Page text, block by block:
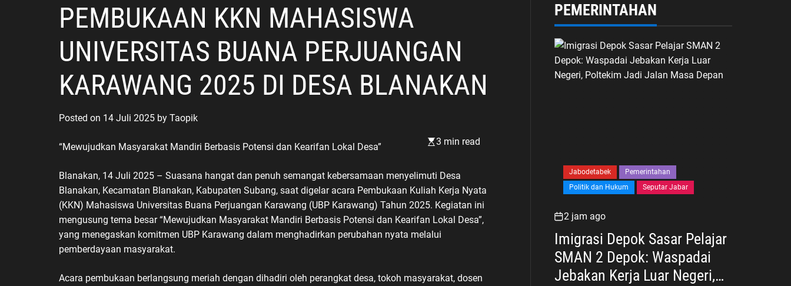
PEMBUKAAN KKN MAHASISWA
UNIVERSITAS BUANA PERJUANGAN
KARAWANG 2025 DI DESA BLANAKAN
Posted on 14 Juli 2025 by Taopik
3 min read
“Mewujudkan Masyarakat Mandiri Berbasis Potensi dan Kearifan Lokal Desa”
Blanakan, 14 Juli 2025 – Suasana hangat dan penuh semangat kebersamaan menyelimuti Desa
Blanakan, Kecamatan Blanakan, Kabupaten Subang, saat digelar acara Pembukaan Kuliah Kerja Nyata
(KKN) Mahasiswa Universitas Buana Perjuangan Karawang (UBP Karawang) Tahun 2025. Kegiatan ini
mengusung tema besar “Mewujudkan Masyarakat Mandiri Berbasis Potensi dan Kearifan Lokal Desa”,
yang menegaskan komitmen UBP Karawang dalam menghadirkan perubahan nyata melalui
pemberdayaan masyarakat.
Acara pembukaan berlangsung meriah dengan dihadiri oleh perangkat desa, tokoh masyarakat, dosen
PEMERINTAHAN
Jabodetabek
Pemerintahan
Politik dan Hukum
Seputar Jabar
2 jam ago
Imigrasi Depok Sasar Pelajar
SMAN 2 Depok: Waspadai
Jebakan Kerja Luar Negeri,